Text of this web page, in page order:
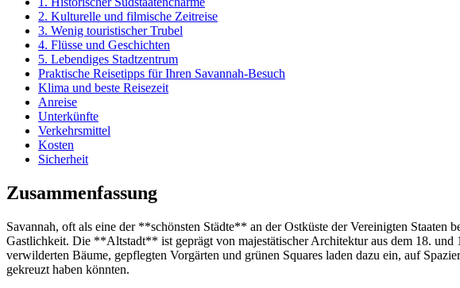
2. Kulturelle und filmische Zeitreise
3. Wenig touristischer Trubel
4. Flüsse und Geschichten
5. Lebendiges Stadtzentrum
Praktische Reisetipps für Ihren Savannah-Besuch
Klima und beste Reisezeit
Anreise
Unterkünfte
Verkehrsmittel
Kosten
Sicherheit
Zusammenfassung
Savannah, oft als eine der **schönsten Städte** an der Ostküste der Vereinigten
Gastlichkeit. Die **Altstadt** ist geprägt von majestätischer Architektur aus dem 18. und
verwilderten Bäume, gepflegten Vorgärten und grünen Squares laden dazu ein, auf
gekreuzt haben könnten.